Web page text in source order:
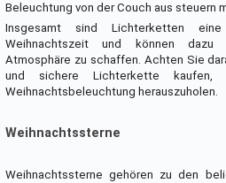
Beleuchtung von der Couch aus steuern
Insgesamt sind Lichterketten
Weihnachtszeit und können dazu
Atmosphäre zu schaffen. Achten Sie
und sichere Lichterkette
Weihnachtsbeleuchtung herauszuholen.
Weihnachtssterne
Weihnachtssterne gehören zu den